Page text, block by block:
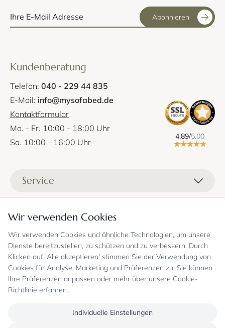
Wir verwenden Cookies
Wir verwenden Cookies und ähnliche Technologien, um unsere
Dienste bereitzustellen, zu schützen und zu verbessern. Durch
Klicken auf 'Alle akzeptieren' stimmen Sie der Verwendung von
Cookies für Analyse, Marketing und Präferenzen zu. Sie können
Ihre Präferenzen anpassen oder mehr über unsere Cookie-
Richtlinie erfahren.
Individuelle Einstellungen
Abonnieren
Kundenberatung
Telefon: 040 - 229 44 835
E-Mail: info@mysofabed.de
Kontaktformular
Mo. - Fr. 10:00 - 18:00 Uhr
Sa. 10:00 - 16:00 Uhr
4.89/5.00
Service
Zahlungsmöglichkeiten
Stoffprobenanfrage
Gutschein
Sicheres Einkaufen und Retoureninfo
FAQ
Jobs
Bekannt aus
Informationen
Kontakt
Showrooms
Datenschutz
Allgemeine Geschäftsbedingungen
Widerrufsrecht, Widerrufsfolgen
Sicheres Einkaufen
Echte Kundenbewertungen
Überweisung erst kurz vor Lieferung
Oder per PayPal (mit Käuferschutz)
Onlineshop mit über 18 Jahren Erfahrung
Zahlungsarten
Folgen Sie uns